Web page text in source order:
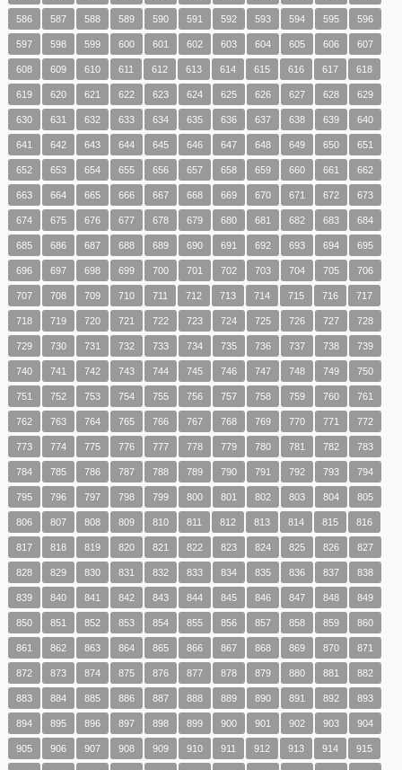
586 587 588 589 590 591 592 593 594 595 596
597 598 599 600 601 602 603 604 605 606 607
608 609 610 611 612 613 614 615 616 617 618
619 620 621 622 623 624 625 626 627 628 629
630 631 632 633 634 635 636 637 638 639 640
641 642 643 644 645 646 647 648 649 650 651
652 653 654 655 656 657 658 659 660 661 662
663 664 665 666 667 668 669 670 671 672 673
674 675 676 677 678 679 680 681 682 683 684
685 686 687 688 689 690 691 692 693 694 695
696 697 698 699 700 701 702 703 704 705 706
707 708 709 710 711 712 713 714 715 716 717
718 719 720 721 722 723 724 725 726 727 728
729 730 731 732 733 734 735 736 737 738 739
740 741 742 743 744 745 746 747 748 749 750
751 752 753 754 755 756 757 758 759 760 761
762 763 764 765 766 767 768 769 770 771 772
773 774 775 776 777 778 779 780 781 782 783
784 785 786 787 788 789 790 791 792 793 794
795 796 797 798 799 800 801 802 803 804 805
806 807 808 809 810 811 812 813 814 815 816
817 818 819 820 821 822 823 824 825 826 827
828 829 830 831 832 833 834 835 836 837 838
839 840 841 842 843 844 845 846 847 848 849
850 851 852 853 854 855 856 857 858 859 860
861 862 863 864 865 866 867 868 869 870 871
872 873 874 875 876 877 878 879 880 881 882
883 884 885 886 887 888 889 890 891 892 893
894 895 896 897 898 899 900 901 902 903 904
905 906 907 908 909 910 911 912 913 914 915